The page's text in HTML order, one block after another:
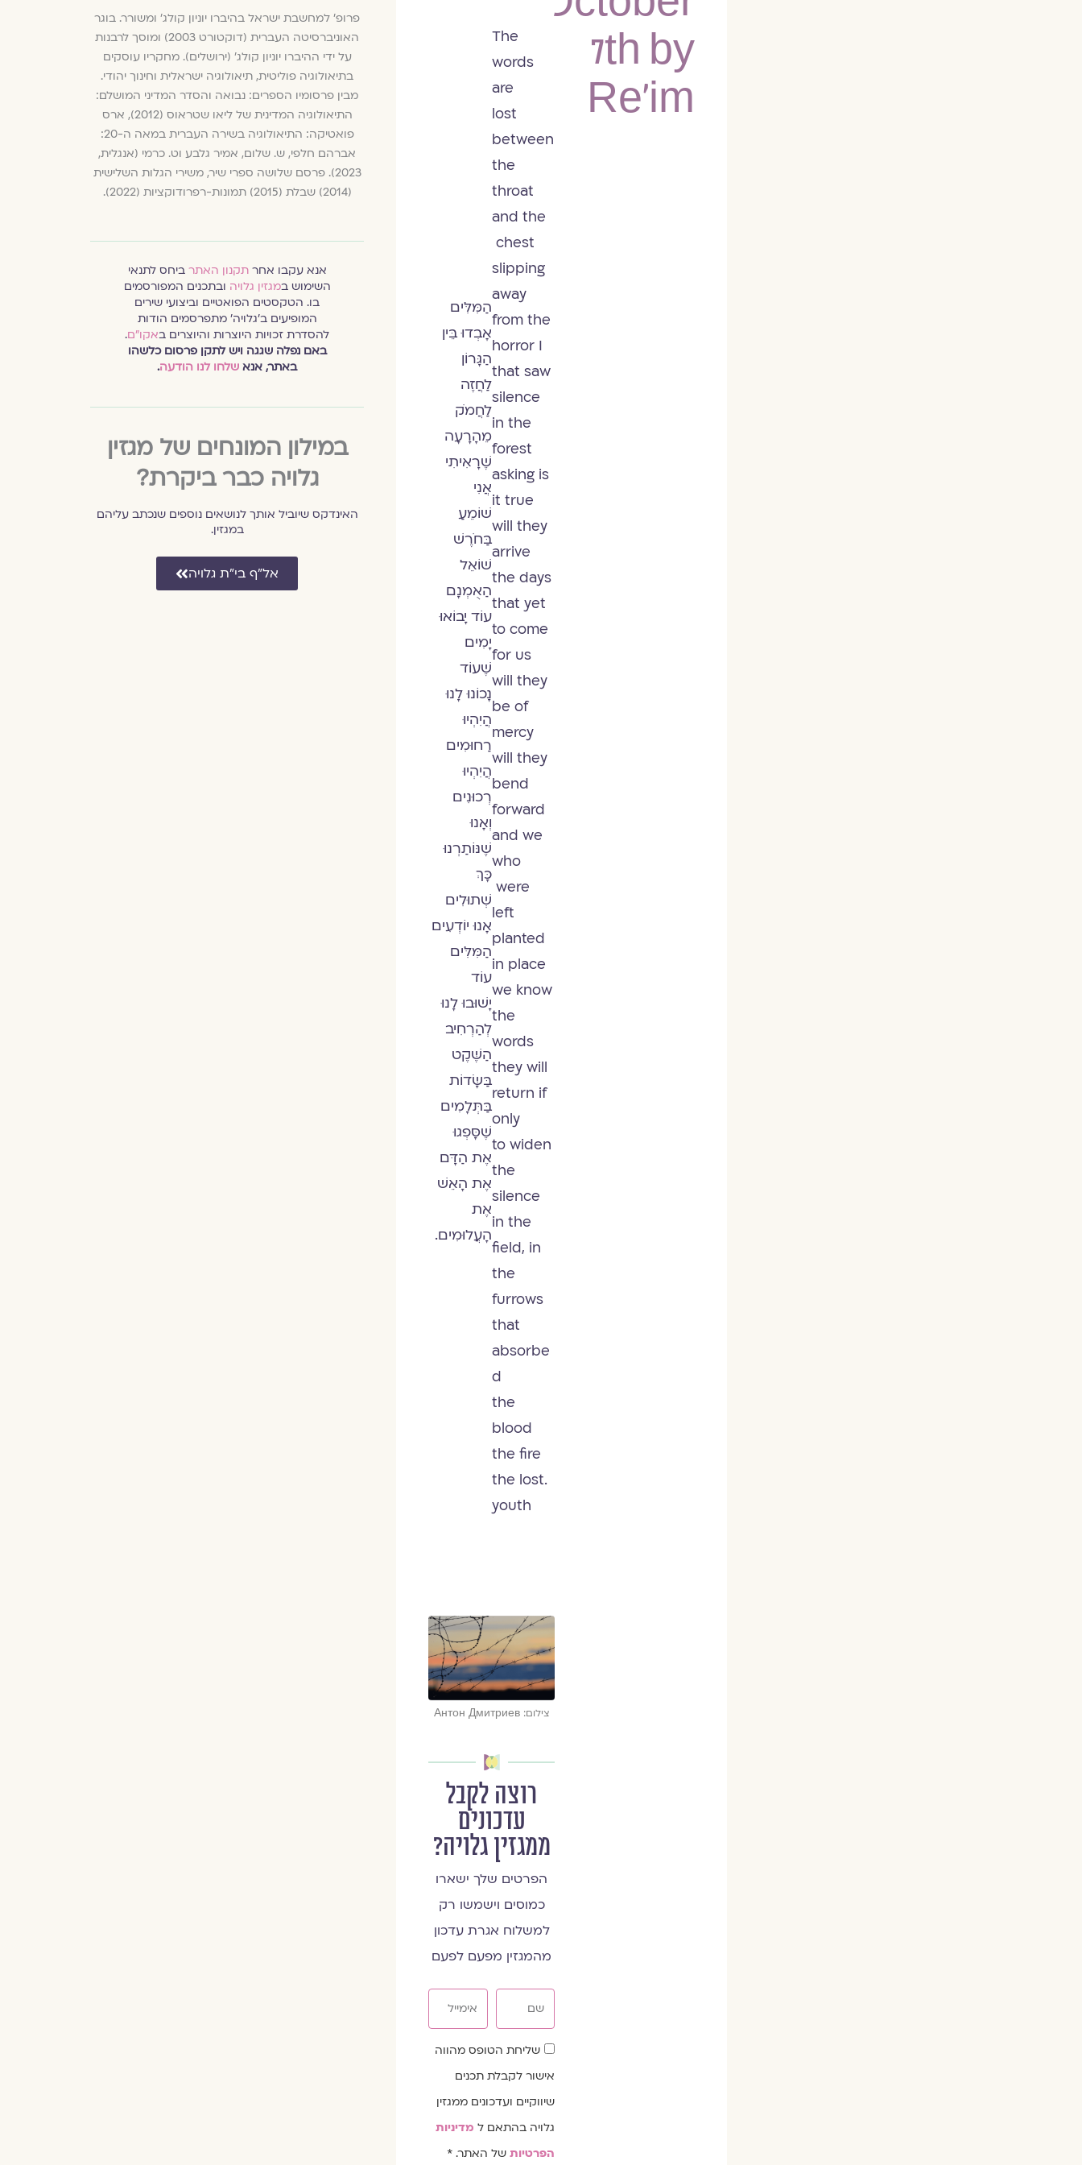
7th by
Re’im
The
words
are
lost
between
the
throat
and the
chest
slipping
away
from the
horror I
that saw
silence
in the
forest
asking is
it true
will they
arrive
the days
that yet
to come
for us
will they
be of
mercy
will they
bend
forward
and we
who
were
left
planted
in place
we know
the
words
they will
return if
only
to widen
the
silence
in the
field, in
the
furrows
that
absorbe
d
the
blood
the fire
.the lost
youth
הַמִּלִּים
אָבְדוּ בֵּין
הַגָּרוֹן
לַחֲזֶה
לַחֲמֹק
מֵהָרָעָה
שֶׁרָאִיתִי
אֲנִי
שׁוֹמֵעַ
בַּחֹרֶשׁ
שׁוֹאֵל
הַאֻמְנָם
עוֹד יָבוֹאוּ
יָמִים
שֶׁעוֹד
נָכוֹנוּ לָנוּ
הֲיִהְיוּ
רַחוּמִים
הֲיִהְיוּ
רְכוּנִים
וְאָנוּ
שֶׁנּוֹתַרְנוּ
כָּךְ
שְׁתוּלִים
אָנוּ יוֹדְעִים
הַמִּלִּים
עוֹד
יָשׁוּבוּ לָנוּ
לְהַרְחִיב
הַשֶּׁקֶט
בַּשָּׂדוֹת
בַּתְּלָמִים
שֶׁסָּפְגוּ
אֶת הַדָּם
אֶת הָאֵשׁ
אֶת
הָעֲלוּמִים.
צילום: Антон Дмитриев
רוצה לקבל
עדכונים
ממגזין גלויה?
הפרטים שלך ישארו
כמוסים וישמשו רק
למשלוח אגרת עדכון
מהמגזין מפעם לפעם
שדהשליחת הטופס מהווה
אישור לקבלת תכנים
שיווקיים ועדכונים ממגזין
גלויה בהתאם למדיניות
הפרטיותשל האתר. *
פרופ' למחשבת ישראל בהיברו יוניון קולג' ומשורר. בוגר
האוניברסיטה העברית (דוקטורט 2003) ומוסך לרבנות
על ידי ההיברו יוניון קולג' (ירושלים). מחקריו עוסקים
בתיאולוגיה פוליטית, תיאולוגיה ישראלית וחינוך יהודי.
מבין פרסומיו הספרים: נבואה והסדר המדיני המושלם:
התיאולוגיה המדינית של ליאו שטראוס (2012), ארס
פואטיקה: התיאולוגיה בשירה העברית במאה ה-20:
אברהם חלפי, ש. שלום, אמיר גלבע וט. כרמי (אנגלית,
2023). פרסם שלושה ספרי שיר, משירי הגלות השלישית
(2014) שבלת (2015) תמונות-רפרודוקציות (2022).
אנא עקבו אחרתקנון האתר ביחס לתנאי
השימוש במגזין גלויה ובתכנים המפורסמים
בו. הטקסטים הפואטיים וביצועי שירים
המופיעים ב׳גלויה׳ מתפרסמים הודות
להסדרת זכויות היוצרות והיוצרים באקו״ם.
באם נפלה שגגה ויש לתקן פרסום כלשהו
באתר, אנא שלחו לנו הודעה.
במילון המונחים של מגזין
גלויה כבר ביקרת?
האינדקס שיוביל אותך לנושאים נוספים שנכתב עליהם
במגזין.
אל״ף בי״ת גלויה